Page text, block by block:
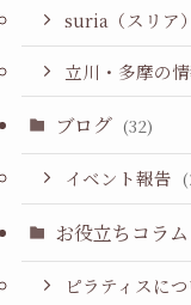
suria（スリア
立川・多摩の
ブログ (32)
イベント報告
お役立ちコラム
ピラティスに